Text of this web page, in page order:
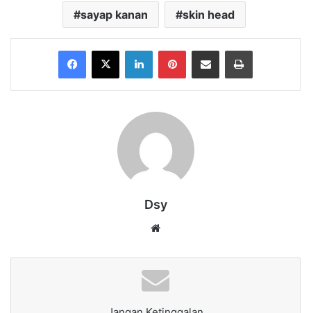
sayap kanan skin head
Facebook
X LinkedInPinterestShare via Email Print
Dsy